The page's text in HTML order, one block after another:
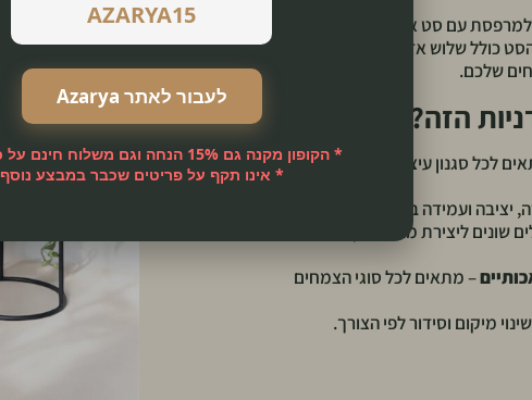
למרפסת עם סט אדניות מתכת שחורות,
כולל שלוש אדניות בגבהים שונים,
שלכם.
הזה?
לכל סגנון עיצוב, לבית, למשרד או
ועמידה בפני פגעי מזג האוויר.
שונים ליצירת מראה דקורטיבי
– מתאים לכל סוגי הצמחים
מיקום וסידור לפי הצורך.
לעבור לאתר Azarya
* הקופון מקנה גם 15% הנחה וגם משלוח חינם על כל האתר
* אינו תקף על פריטים שכבר במבצע נוסף